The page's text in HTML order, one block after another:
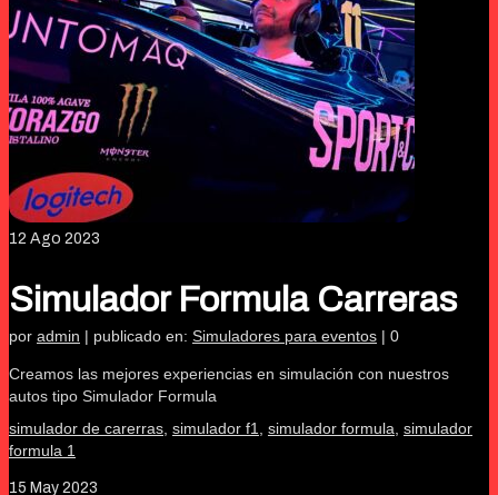
12 Ago 2023
Simulador Formula Carreras
por admin | publicado en: Simuladores para eventos | 0
Creamos las mejores experiencias en simulación con nuestros
autos tipo Simulador Formula
simulador de carerras simulador f1 simulador formula simulador
formula 1
15 May 2023